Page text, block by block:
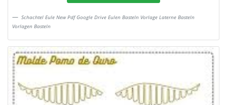
Schachtel Eule New Pdf Google Drive Eulen Basteln Vorlage Laterne Basteln
Vorlagen Basteln